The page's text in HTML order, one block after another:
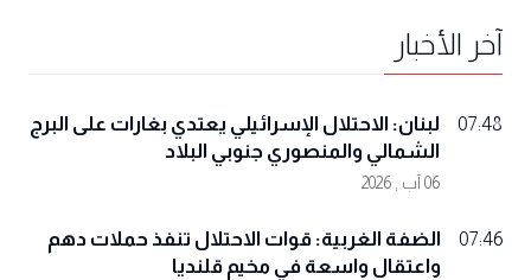
آخر الأخبار
07:48
لبنان: الاحتلال الإسرائيلي يعتدي بغارات على البرج
الشمالي والمنصوري جنوبي البلاد
06 آب , 2026
07:46
الضفة الغربية: قوات الاحتلال تنفذ حملات دهم
واعتقال واسعة في مخيم قلنديا